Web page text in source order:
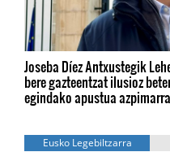
Joseba Díez Antxustegik
bere gazteentzat ilusioz
egindako apustua
Eusko Legebiltzarra